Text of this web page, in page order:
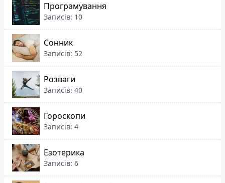
Програмування
Записів: 10
Сонник
Записів: 52
Розваги
Записів: 40
Гороскопи
Записів: 4
Езотерика
Записів: 6